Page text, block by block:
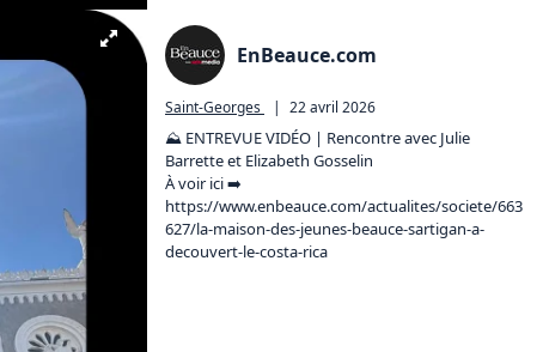
EnBeauce.com
Saint-Georges | 22 avril 2026
⛰️ ENTREVUE VIDÉO | Rencontre avec Julie
Barrette et Elizabeth Gosselin
À voir ici ➡️
https://www.enbeauce.com/actualites/societe/663
627/la-maison-des-jeunes-beauce-sartigan-a-
decouvert-le-costa-rica